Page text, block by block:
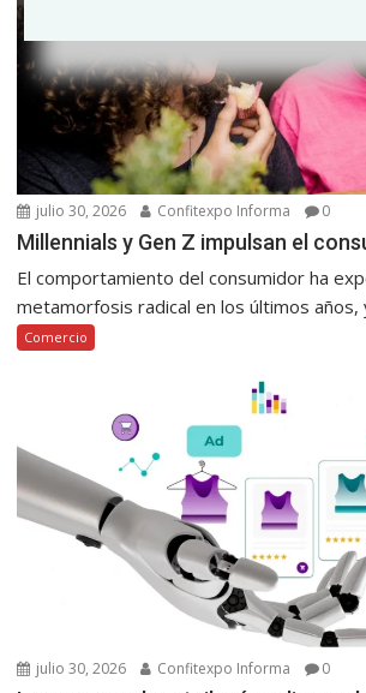
julio 30, 2026 Confitexpo Informa 0
Millennials y Gen Z impulsan el
El comportamiento del consumidor ha
metamorfosis radical en los últimos años,
Comercio
julio 30, 2026 Confitexpo Informa 0